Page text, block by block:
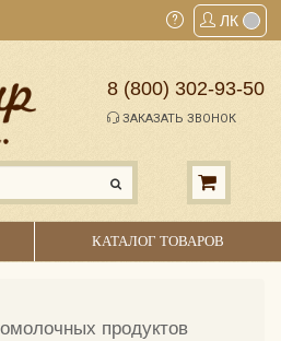
ЛК
8 (800) 302-93-50
ЗАКАЗАТЬ ЗВОНОК
КАТАЛОГ ТОВАРОВ
продуктов